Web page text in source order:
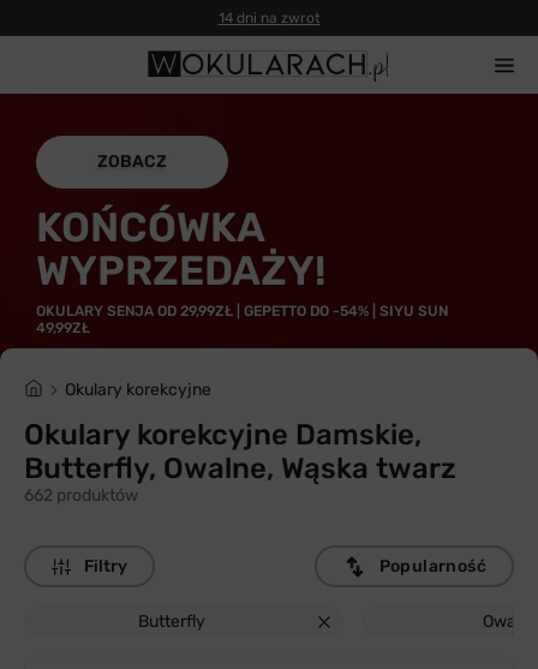
14 dni na zwrot
ZOBACZ
KOŃCÓWKA
WYPRZEDAŻY!
OKULARY SENJA OD 29,99ZŁ | GEPETTO DO -54% | SIYU SUN
49,99ZŁ
Okulary korekcyjne
Okulary korekcyjne Damskie,
Butterfly, Owalne, Wąska twarz
662 produktów
Filtry
Butterfly Owalne
Popularność